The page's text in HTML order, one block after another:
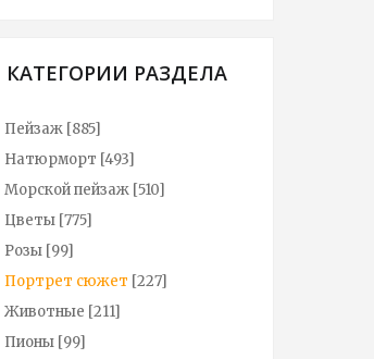
КАТЕГОРИИ РАЗДЕЛА
Пейзаж [885]
Натюрморт [493]
Морской пейзаж [510]
Цветы [775]
Розы [99]
Портрет сюжет [227]
Животные [211]
Пионы [99]